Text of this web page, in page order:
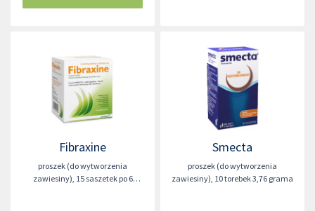
Fibraxine
proszek (do wytworzenia
zawiesiny) 15 saszetek po 6
Smecta
proszek (do wytworzenia
zawiesiny) 10 torebek 3,76 grama